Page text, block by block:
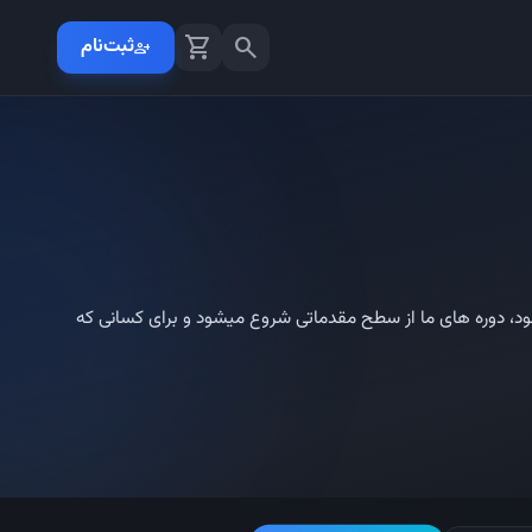
search
shopping_cart
person_addثبت‌نام
اساتید مجرب رباتیک و هوش مصنوعی برای کودکان و نوجوانان 4 تا 17 ساله برگزار میشود، دوره های ما از سطح مقدماتی شروع میشود و برای کسانی که